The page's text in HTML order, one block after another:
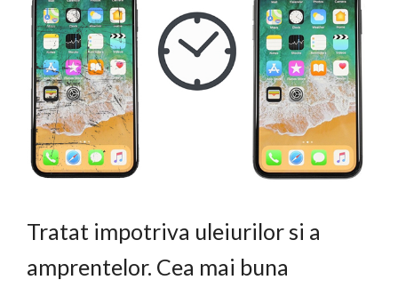
Tratat impotriva uleiurilor si a
amprentelor. Cea mai buna